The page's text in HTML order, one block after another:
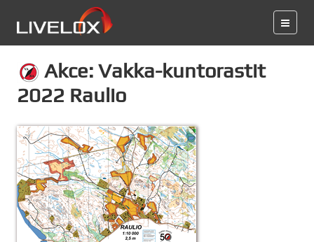
Akce: Vakka-kuntorastit
2022 Raulio